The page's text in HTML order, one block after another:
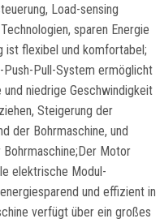
Load-sensing
sparen Energie
ist flexibel und komfortabel;
Pull-System ermöglicht
niedrige Geschwindigkeit
Steigerung der
der Bohrmaschine, und
Motor
elektrische Modul-
und effizient in
verfügt über ein großes